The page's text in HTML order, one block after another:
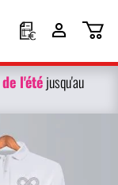
de l'étéjusqu'au